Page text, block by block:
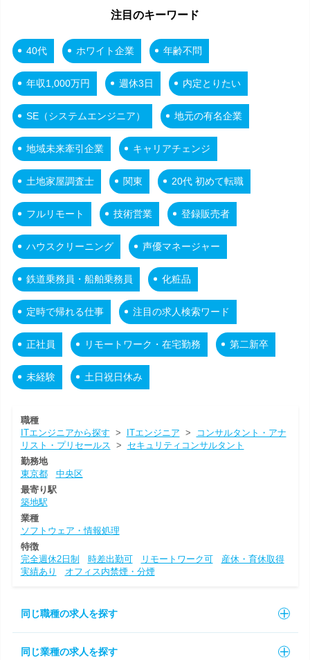
注目のキーワード
40代 ホワイト企業 年齢不問
年収1,000万円 週休3日 内定とりたい
SE（システムエンジニア） 地元の有名企業
地域未来牽引企業 キャリアチェンジ
土地家屋調査士 関東 20代 初めて転職
フルリモート 技術営業 登録販売者
ハウスクリーニング 声優マネージャー
鉄道乗務員・船舶乗務員 化粧品
定時で帰れる仕事 注目の求人検索ワード
正社員 リモートワーク・在宅勤務 第二新卒
未経験 土日祝日休み
職種
ITエンジニアから探す > ITエンジニア >
コンサルタント・アナ
リスト・プリセールス > セキュリティコンサルタント
勤務地
東京都
中央区
最寄り駅
築地駅
業種
ソフトウェア・情報処理
特徴
完全週休2日制
時差出勤可 リモートワーク可
産休・育休取得
実績あり
オフィス内禁煙・分煙
同じ職種の求人を探す
同じ業種の求人を探す